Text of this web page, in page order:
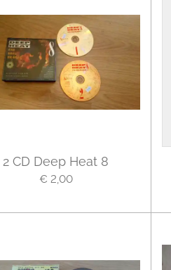
2 CD Deep Heat 8
€ 2,00